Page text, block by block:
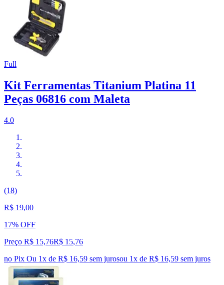
Full
Kit Ferramentas Titanium Platina 11
Peças 06816 com Maleta
4.0
(18)
R$ 19,00
17% OFF
Preço R$ 15,76R$ 15,76
no Pix Ou 1x de R$ 16,59 sem jurosou 1x de R$ 16,59 sem juros